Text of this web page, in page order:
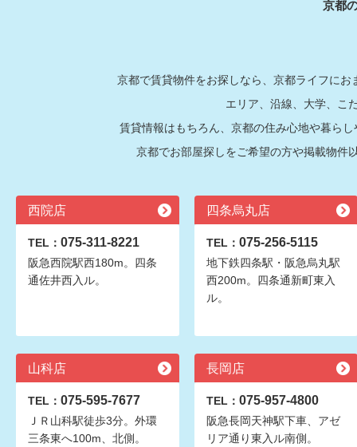
京都
京都で賃貸物件をお探しなら、京都ライフに
エリア、沿線、大学、こ
賃貸情報はもちろん、京都の住み心地や暮ら
京都でお部屋探しをご希望の方や掲載物件
西院店
TEL： 075-311-8221
阪急西院駅西180m。四条
通佐井西入ル。
四条烏丸店
TEL： 075-256-5115
地下鉄四条駅・阪急烏丸駅
西200m。四条通新町東入
ル。
山科店
TEL： 075-595-7677
ＪＲ山科駅徒歩3分。外環
三条東へ100m、北側。
長岡店
TEL： 075-957-4800
阪急長岡天神駅下車、アゼ
リア通り東入ル南側。